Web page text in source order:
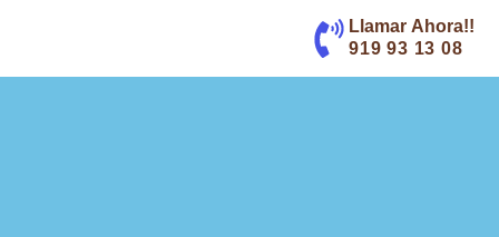
Llamar Ahora!!
919 93 13 08